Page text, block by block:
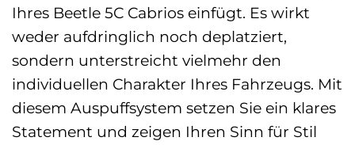
Ihres Beetle 5C Cabrios einfügt. Es wirkt
weder aufdringlich noch deplatziert,
sondern unterstreicht vielmehr den
individuellen Charakter Ihres Fahrzeugs. Mit
diesem Auspuffsystem setzen Sie ein klares
Statement und zeigen Ihren Sinn für Stil